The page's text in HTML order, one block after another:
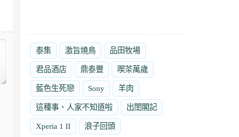
泰集 激旨燒鳥 品田牧場
君品酒店 鼎泰豐 喫茶萬歲
藍色生死戀 Sony 羊肉
這種事、人家不知道啦 出閨閣記
Xperia 1 II 浪子回頭